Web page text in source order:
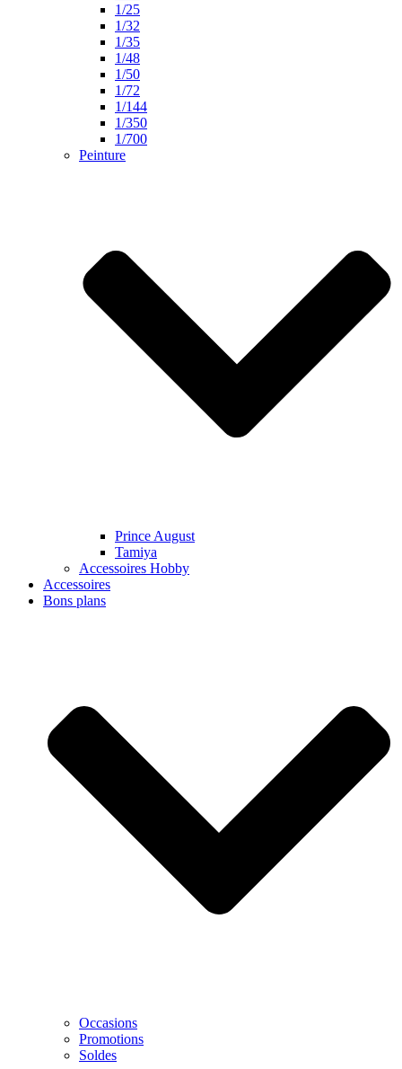
1/25
1/32
1/35
1/48
1/50
1/72
1/144
1/350
1/700
Peinture
Prince August
Tamiya
Accessoires Hobby
Accessoires
Bons plans
Occasions
Promotions
Soldes